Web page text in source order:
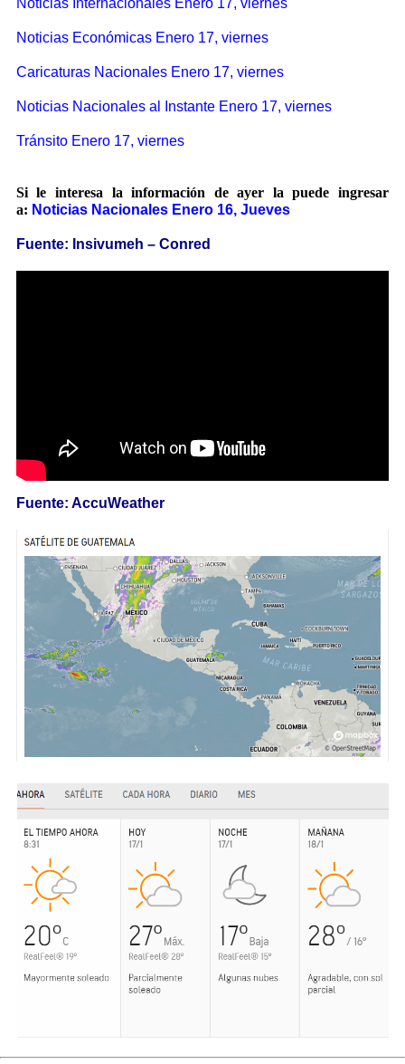
Noticias Internacionales Enero 17, viernes
Noticias Económicas Enero 17, viernes
Caricaturas Nacionales Enero 17, viernes
Noticias Nacionales al Instante Enero 17, viernes
Tránsito Enero 17, viernes
Si le interesa la información de ayer la puede ingresar
a: Noticias Nacionales Enero 16, Jueves
Fuente: Insivumeh – Conred
Fuente: AccuWeather